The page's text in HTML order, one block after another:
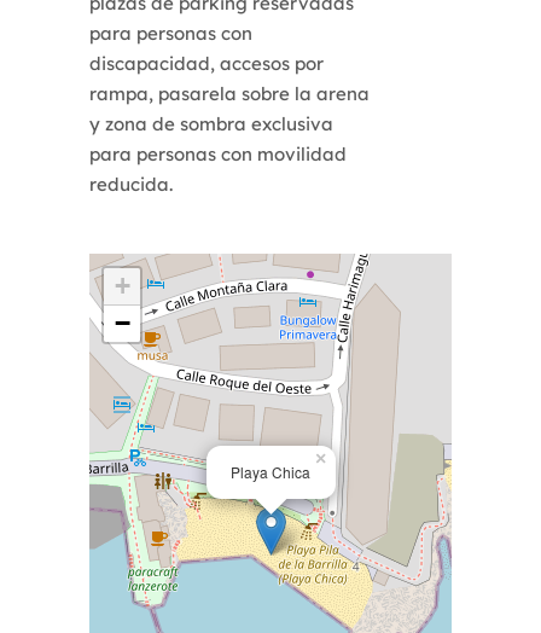
para personas con
discapacidad, accesos por
rampa, pasarela sobre la arena
y zona de sombra exclusiva
para personas con movilidad
reducida.
Playa Chica
×
+
−